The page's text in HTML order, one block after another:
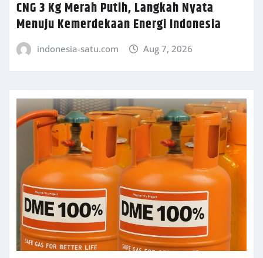
CNG 3 Kg Merah Putih, Langkah Nyata
Menuju Kemerdekaan Energi Indonesia
indonesia-satu.com Aug 7, 2026